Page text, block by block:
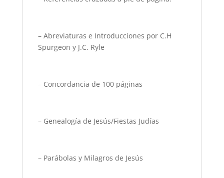
– Abreviaturas e Introducciones por C.H
Spurgeon y J.C. Ryle
– Concordancia de 100 páginas
– Genealogía de Jesús/Fiestas Judías
– Parábolas y Milagros de Jesús